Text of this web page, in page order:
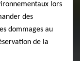
lors
des
dommages au
de la